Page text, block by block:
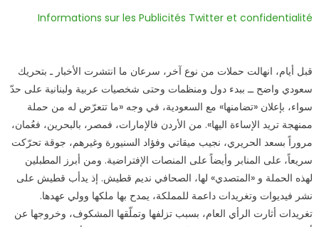
Informations sur les Publicités Twitter et confidentialité
قبل أيام، انهالت حملات من نوع آخر، سرعان ما انتشرت الأخبار ـ بتحريك
سعودي واضح ــ ببدء دول ومنظمات وحتى شخصيات عربية ولبنانية على حدّ
سواء، بإعلان «تضامنها» مع السعودية، في وجه «ما تتعرّض له من حملة
ممنهجة تريد الإساءة اليها». من الأردن فالإمارات، فمصر، بالبحرين، فعُمان،
مروراً بسعد الحريري، نجيب ميقاتي وفؤاد السنيورة وغيرهم، جوقة تحرّكت
سريعاً، على المنابر وأيضاً على المنصات الإفتراضية. ومن أبرز المطبلين
لهذه الحملة و «المتصدي» لها، الصحافي نديم قطيش. إذ يدأب قطيش على
نشر فيديوات وتغريدات داعمة للمملكة، يمدح بها ملكها وولي عهدها.
تغريدات أثارت الرأي العام، بسبب تزلفها وتملّقها المشكوف، وخروجها عن